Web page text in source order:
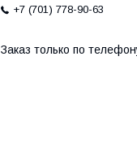
+7 (701) 778-90-63
Заказ только по